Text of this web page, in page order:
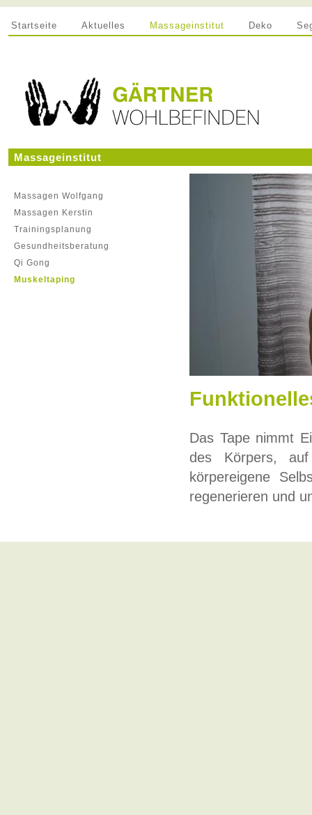
Startseite Aktuelles Massageinstitut Deko
Massageinstitut
Massagen Wolfgang
Massagen Kerstin
Trainingsplanung
Gesundheitsberatung
Qi Gong
Muskeltaping
Das Tape nimmt
des Körpers,
körpereigene
regenerieren und